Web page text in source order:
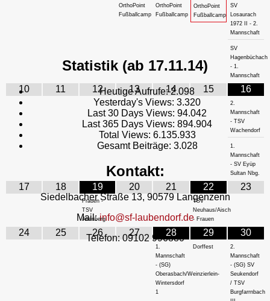
OrthoPoint
Fußballcamp
OrthoPoint
Fußballcamp
OrthoPoint
Fußballcamp
SV
Losaurach
1972 II - 2.
Mannschaft
SV
Hagenbüchach
- 1.
Mannschaft
10 11 12 13 14 15 16
2.
Mannschaft
- TSV
Wachendorf
1.
Mannschaft
- SV Eyüp
Sultan Nbg.
17 18 19
Frauen -
TSV
Altenberg
20 21 22
TSV
Neuhaus/Aisch
- Frauen
23
24 25 26 27 28
1.
Mannschaft
- (SG)
Oberasbach/Weinzierlein-
Wintersdorf
1
29
Dorffest
30
2.
Mannschaft
- (SG) SV
Seukendorf
/ TSV
Burgfarrnbach
Statistik (ab 17.11.14)
Heutige Aufrufe:2.098
Yesterday's Views: 3.320
Last 30 Days Views: 94.042
Last 365 Days Views: 894.904
Total Views: 6.135.933
Gesamt Beiträge: 3.028
Kontakt:
Siedelbacher Straße 13, 90579 Langenzenn
Mail:info@sf-laubendorf.de
Telefon: 09102 996880